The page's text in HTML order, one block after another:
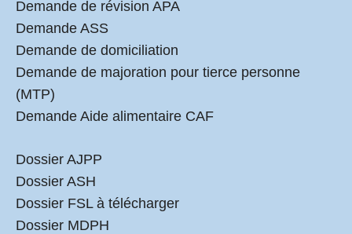
Demande de révision APA
Demande ASS
Demande de domiciliation
Demande de majoration pour tierce personne
(MTP)
Demande Aide alimentaire CAF
Dossier AJPP
Dossier ASH
Dossier FSL à télécharger
Dossier MDPH